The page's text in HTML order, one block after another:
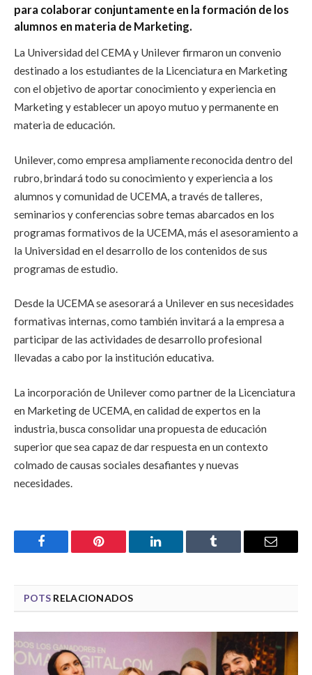
para colaborar conjuntamente en la formación de los
alumnos en materia de Marketing.
La Universidad del CEMA y Unilever firmaron un convenio
destinado a los estudiantes de la Licenciatura en Marketing
con el objetivo de aportar conocimiento y experiencia en
Marketing y establecer un apoyo mutuo y permanente en
materia de educación.
Unilever, como empresa ampliamente reconocida dentro del
rubro, brindará todo su conocimiento y experiencia a los
alumnos y comunidad de UCEMA, a través de talleres,
seminarios y conferencias sobre temas abarcados en los
programas formativos de la UCEMA, más el asesoramiento a
la Universidad en el desarrollo de los contenidos de sus
programas de estudio.
Desde la UCEMA se asesorará a Unilever en sus necesidades
formativas internas, como también invitará a la empresa a
participar de las actividades de desarrollo profesional
llevadas a cabo por la institución educativa.
La incorporación de Unilever como partner de la Licenciatura
en Marketing de UCEMA, en calidad de expertos en la
industria, busca consolidar una propuesta de educación
superior que sea capaz de dar respuesta en un contexto
colmado de causas sociales desafiantes y nuevas
necesidades.
Facebook Pinterest LinkedIn Tumblr Email
POTS RELACIONADOS